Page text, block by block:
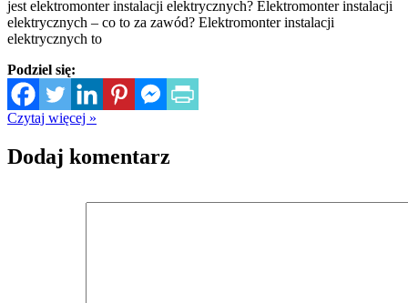
jest elektromonter instalacji elektrycznych? Elektromonter instalacji
elektrycznych – co to za zawód? Elektromonter instalacji
elektrycznych to
Podziel się:
Czytaj więcej »
Dodaj komentarz